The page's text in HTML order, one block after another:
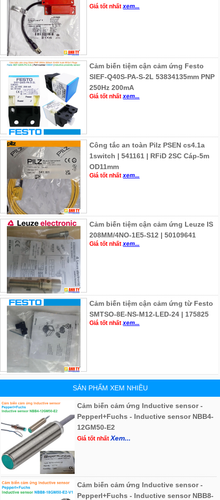
Giá tốt nhấtxem...
Cảm biến tiệm cận cảm ứng Festo
SIEF-Q40S-PA-S-2L 53834135mm PNP
250Hz 200mA
Giá tốt nhấtxem...
Công tắc an toàn Pilz PSEN cs4.1a
1switch | 541161 | RFiD 2SC Cáp-5m
OD11mm
Giá tốt nhấtxem...
Cảm biến tiệm cận cảm ứng Leuze IS
208MM/4NO-1E5-S12 | 50109641
Giá tốt nhấtxem...
Cảm biến tiệm cận cảm ứng từ Festo
SMTSO-8E-NS-M12-LED-24 | 175825
Giá tốt nhấtxem...
SẢN PHẨM XEM NHIỀU
Cảm biến cảm ứng Inductive sensor -
Pepperl+Fuchs - Inductive sensor NBB4-
12GM50-E2
Giá tốt nhấtXem...
Cảm biến cảm ứng Inductive sensor -
Pepperl+Fuchs - Inductive sensor NBB8-